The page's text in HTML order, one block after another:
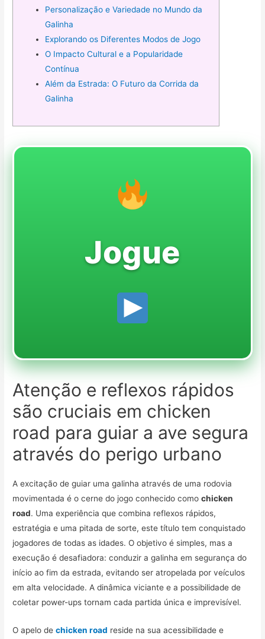
Personalização e Variedade no Mundo da
Galinha
Explorando os Diferentes Modos de Jogo
O Impacto Cultural e a Popularidade
Contínua
Além da Estrada: O Futuro da Corrida da
Galinha
Jogue
Atenção e reflexos rápidos
são cruciais em chicken
road para guiar a ave segura
através do perigo urbano
A excitação de guiar uma galinha através de uma rodovia
movimentada é o cerne do jogo conhecido comochicken
road. Uma experiência que combina reflexos rápidos,
estratégia e uma pitada de sorte, este título tem conquistado
jogadores de todas as idades. O objetivo é simples, mas a
execução é desafiadora: conduzir a galinha em segurança do
início ao fim da estrada, evitando ser atropelada por veículos
em alta velocidade. A dinâmica viciante e a possibilidade de
coletar power-ups tornam cada partida única e imprevisível.
O apelo dechicken road reside na sua acessibilidade e